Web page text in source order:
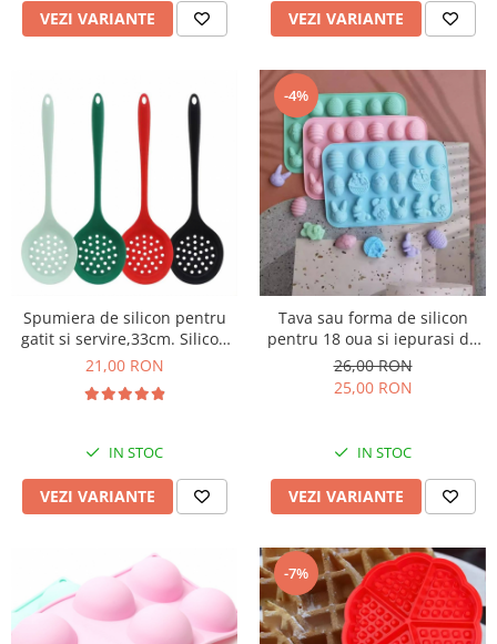
VEZI VARIANTE VEZI VARIANTE
Spumiera de silicon pentru
gatit si servire,33cm. Silicon
alimentar termorezistent
21,00 RON
IN STOC
VEZI VARIANTE
-4%
Tava sau forma de silicon
pentru 18 oua si iepurasi de
Paste
26,00 RON
25,00 RON
IN STOC
VEZI VARIANTE
-7%